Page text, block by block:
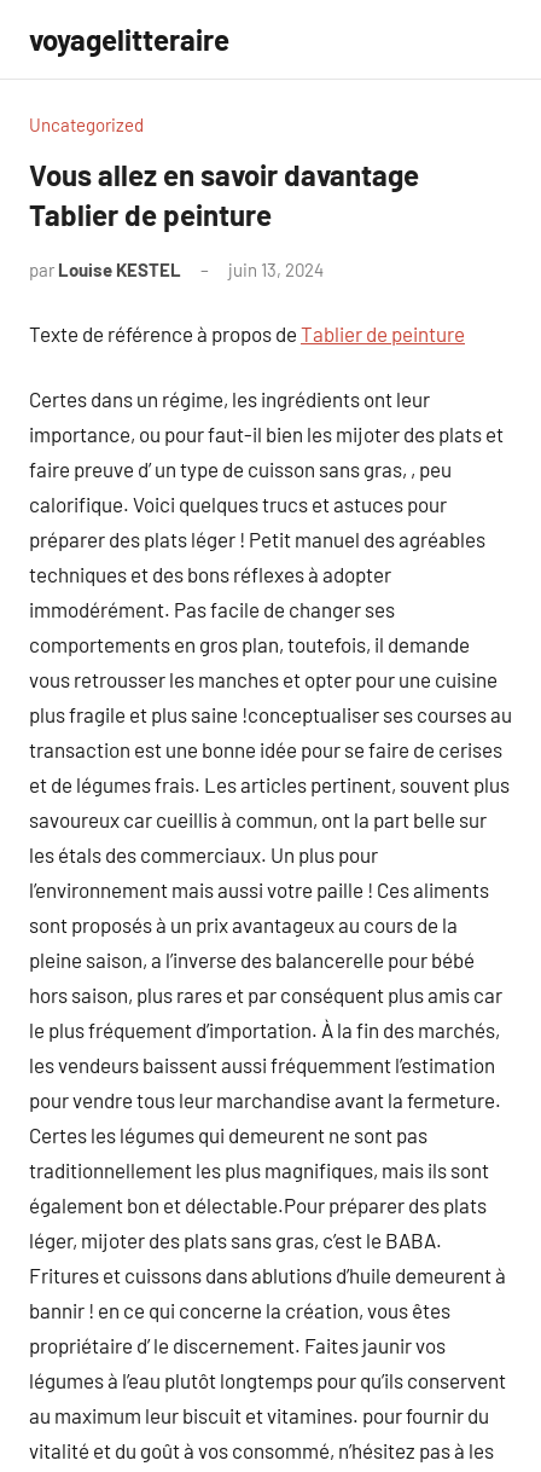
contenu
voyagelitteraire
Uncategorized
Vous allez en savoir davantage
Tablier de peinture
par Louise KESTEL juin 13, 2024
Texte de référence à propos de Tablier de peinture
Certes dans un régime, les ingrédients ont leur
importance, ou pour faut-il bien les mijoter des plats et
faire preuve d’ un type de cuisson sans gras, , peu
calorifique. Voici quelques trucs et astuces pour
préparer des plats léger ! Petit manuel des agréables
techniques et des bons réflexes à adopter
immodérément. Pas facile de changer ses
comportements en gros plan, toutefois, il demande
vous retrousser les manches et opter pour une cuisine
plus fragile et plus saine !conceptualiser ses courses au
transaction est une bonne idée pour se faire de cerises
et de légumes frais. Les articles pertinent, souvent plus
savoureux car cueillis à commun, ont la part belle sur
les étals des commerciaux. Un plus pour
l’environnement mais aussi votre paille ! Ces aliments
sont proposés à un prix avantageux au cours de la
pleine saison, a l’inverse des balancerelle pour bébé
hors saison, plus rares et par conséquent plus amis car
le plus fréquement d’importation. À la fin des marchés,
les vendeurs baissent aussi fréquemment l’estimation
pour vendre tous leur marchandise avant la fermeture.
Certes les légumes qui demeurent ne sont pas
traditionnellement les plus magnifiques, mais ils sont
également bon et délectable.Pour préparer des plats
léger, mijoter des plats sans gras, c’est le BABA.
Fritures et cuissons dans ablutions d’huile demeurent à
bannir ! en ce qui concerne la création, vous êtes
propriétaire d’ le discernement. Faites jaunir vos
légumes à l’eau plutôt longtemps pour qu’ils conservent
au maximum leur biscuit et vitamines. pour fournir du
vitalité et du goût à vos consommé, n’hésitez pas à les